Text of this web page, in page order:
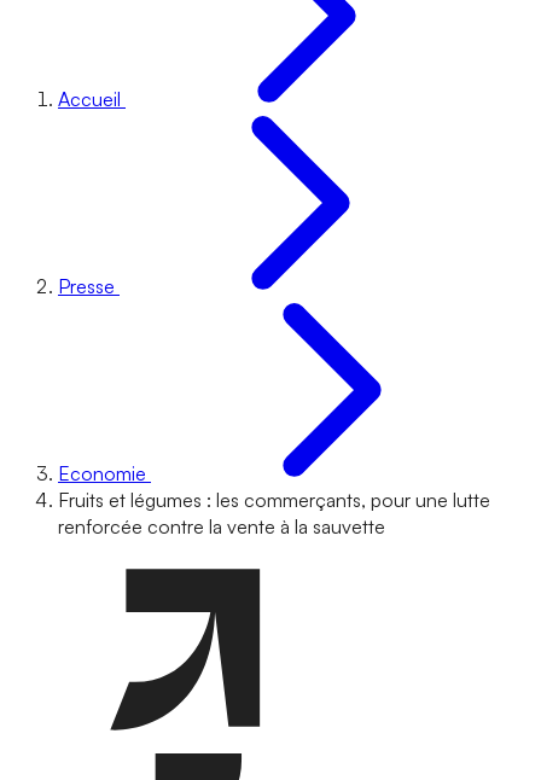
Accueil
Presse
Economie
Fruits et légumes : les commerçants, pour une lutte
renforcée contre la vente à la sauvette